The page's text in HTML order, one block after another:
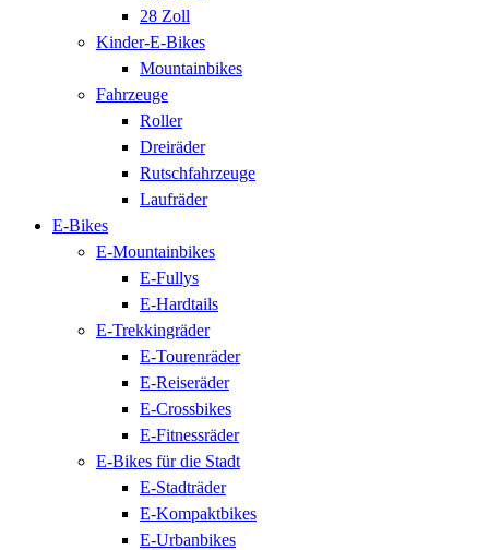
28 Zoll
Kinder-E-Bikes
Mountainbikes
Fahrzeuge
Roller
Dreiräder
Rutschfahrzeuge
Laufräder
E-Bikes
E-Mountainbikes
E-Fullys
E-Hardtails
E-Trekkingräder
E-Tourenräder
E-Reiseräder
E-Crossbikes
E-Fitnessräder
E-Bikes für die Stadt
E-Stadträder
E-Kompaktbikes
E-Urbanbikes